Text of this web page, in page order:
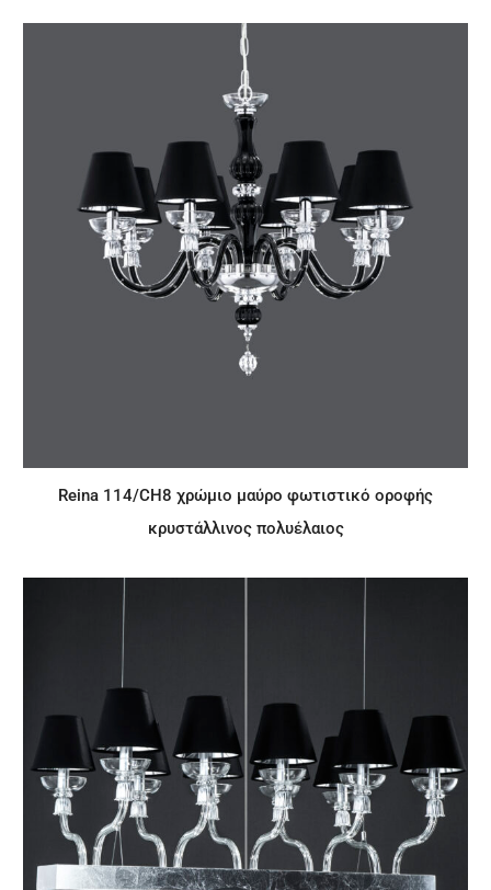
Reina 114/CH8 χρώμιο μαύρο φωτιστικό οροφής
κρυστάλλινος πολυέλαιος